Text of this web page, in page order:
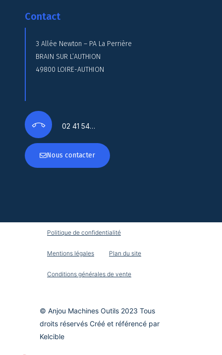
Contact
3 Allée Newton – PA La Perrière
BRAIN SUR L’AUTHION
49800 LOIRE-AUTHION
02 41 54…
Nous contacter
Politique de confidentialité
Mentions légales Plan du site
Conditions générales de vente
© Anjou Machines Outils 2023 Tous
droits réservés Créé et référencé par
Kelcible